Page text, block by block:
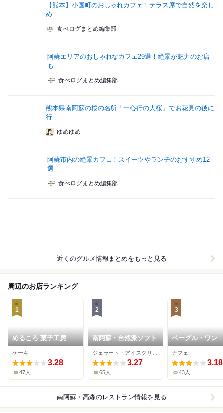
【熊本】小国町のおしゃれカフェ！テラス席で自然を楽し
め...
食べログまとめ編集部
阿蘇エリアのおしゃれなカフェ29選！絶景が魅力のお店
も
食べログまとめ編集部
熊本県南阿蘇の桜の名所「一心行の大桜」でお花見の後に
行...
ゆめゆめ
阿蘇市内の絶景カフェ！スイーツやランチのおすすめ12
選
食べログまとめ編集部
近くのグルメ情報まとめをもっと見る
周辺のお店ランキング
1
めるころ 菓子工房
ケーキ
3.28
47人
2
南阿蘇・自然派ソフト
3.27
65人
3
ベーグル・ワン
カフェ
3.18
43人
南阿蘇・高森のレストラン情報を見る